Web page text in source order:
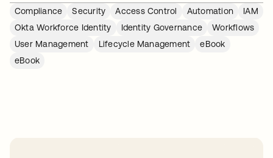
Compliance
Security Access Control Automation
IAM
Okta Workforce Identity
Identity Governance
Workflows
User Management
Lifecycle Management
eBook
eBook